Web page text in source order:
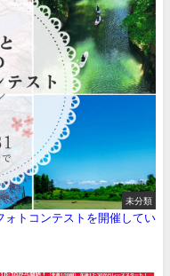
未分類
トコンテストを開催してい